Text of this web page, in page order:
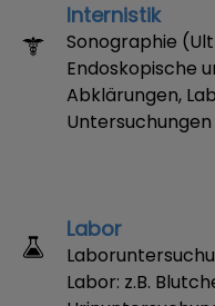
Internistik
Sonographie
Endoskopische
Abklärungen,
Untersuchungen
Labor
Labor: z.B.